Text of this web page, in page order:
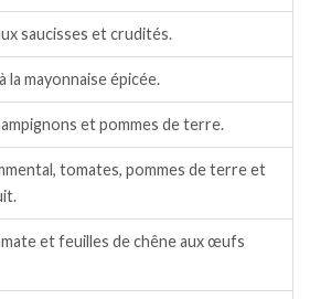
saucisses et crudités.
la mayonnaise épicée.
et pommes de terre.
tomates, pommes de terre et
et feuilles de chêne aux œufs